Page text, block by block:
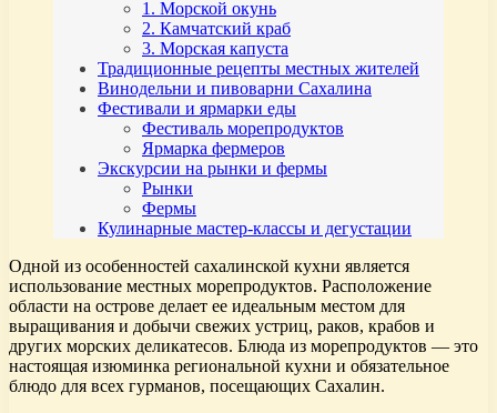
1. Морской окунь
2. Камчатский краб
3. Морская капуста
Традиционные рецепты местных жителей
Винодельни и пивоварни Сахалина
Фестивали и ярмарки еды
Фестиваль морепродуктов
Ярмарка фермеров
Экскурсии на рынки и фермы
Рынки
Фермы
Кулинарные мастер-классы и дегустации
Одной из особенностей сахалинской кухни является
использование местных морепродуктов. Расположение
области на острове делает ее идеальным местом для
выращивания и добычи свежих устриц, раков, крабов и
других морских деликатесов. Блюда из морепродуктов — это
настоящая изюминка региональной кухни и обязательное
блюдо для всех гурманов, посещающих Сахалин.